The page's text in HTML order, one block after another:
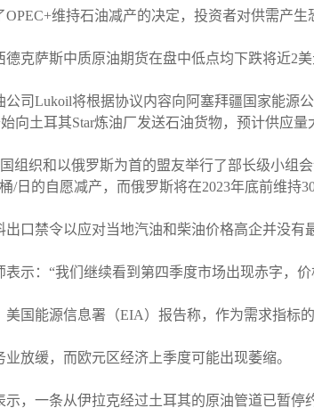
维持石油减产的决定，投资者对供需产生
克萨斯中质原油期货在盘中低点均下跌将近2美
司Lukoil将根据协议内容向阿塞拜疆国家能源
向土耳其Star炼油厂发送石油货物，预计供应
组织和以俄罗斯为首的盟友举行了部长级小组
/日的自愿减产，而俄罗斯将在2023年底前维持
口禁令以应对当地汽油和柴油价格高企并没有
表示：“我们继续看到第四季度市场出现赤字，
国能源信息署（EIA）报告称，作为需求指标
放缓，而欧元区经济上季度可能出现萎缩。
，一条从伊拉克经过土耳其的原油管道已暂停